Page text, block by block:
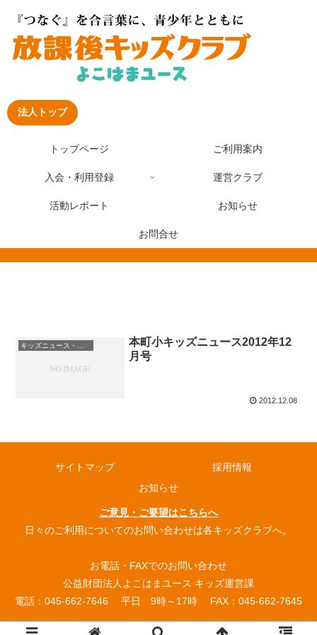
法人トップ
トップページ ご利用案内
入会・利用登録 運営クラブ
活動レポート お知らせ
お問合せ
キッズニュース・お知らせ
本町小キッズニュース2012年12
月号
2012.12.08
サイトマップ
採用情報
お知らせ
ご意見・ご要望はこちらへ
日々のご利用についてのお問い合わせは各キッズクラブへ。
お電話・FAXでのお問い合わせ
公益財団法人よこはまユース キッズ運営課
電話：045-662-7646 平日 9時～17時 FAX：045-662-7645